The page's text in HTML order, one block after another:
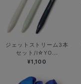
ジェットストリーム3本
セット/I☆YO...
¥1,100